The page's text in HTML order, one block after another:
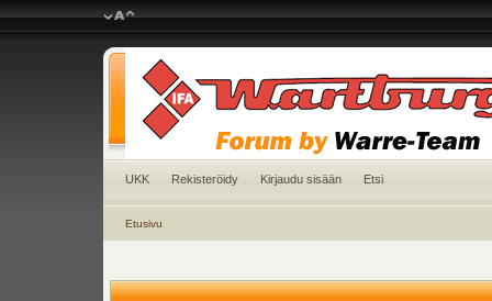
UKK Rekisteröidy Kirjaudu sisään Etsi
Etusivu